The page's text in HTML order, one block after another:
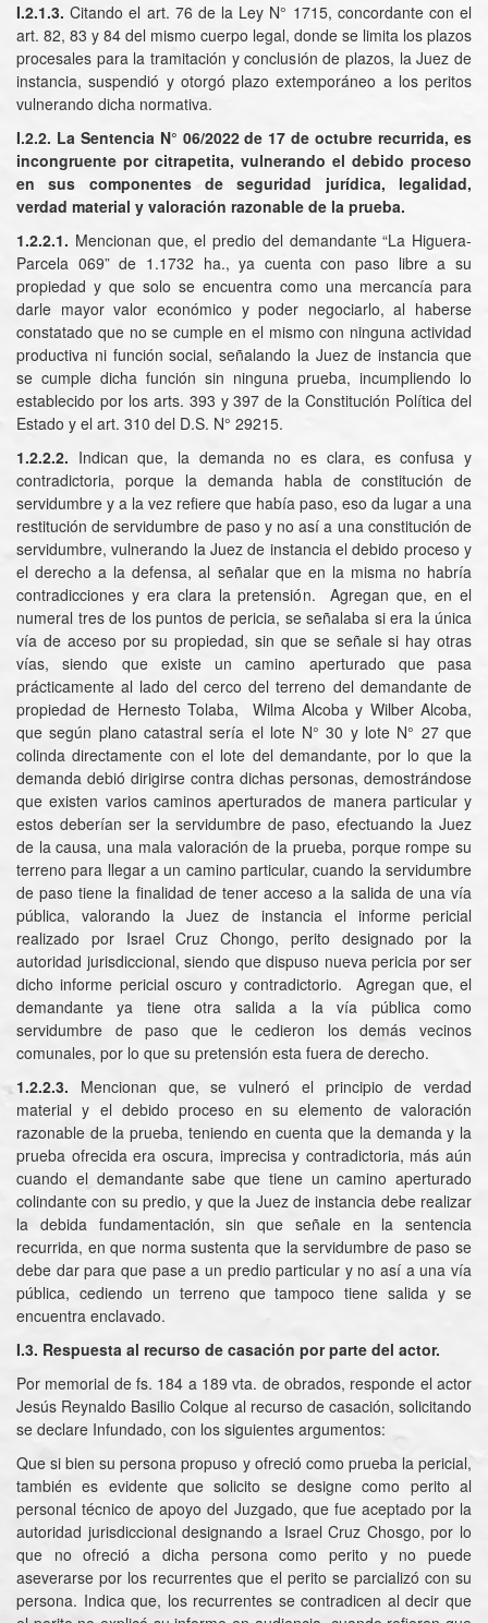
I.2.1.3. Citando el art. 76 de la Ley N° 1715, concordante con el
art. 82, 83 y 84 del mismo cuerpo legal, donde se limita los plazos
procesales para la tramitación y conclusión de plazos, la Juez de
instancia, suspendió y otorgó plazo extemporáneo a los peritos
vulnerando dicha normativa.
I.2.2. La Sentencia N° 06/2022 de 17 de octubre recurrida, es
incongruente por citrapetita, vulnerando el debido proceso
en sus componentes de seguridad jurídica, legalidad,
verdad material y valoración razonable de la prueba.
1.2.2.1. Mencionan que, el predio del demandante “La Higuera-
Parcela 069” de 1.1732 ha., ya cuenta con paso libre a su
propiedad y que solo se encuentra como una mercancía para
darle mayor valor económico y poder negociarlo, al haberse
constatado que no se cumple en el mismo con ninguna actividad
productiva ni función social, señalando la Juez de instancia que
se cumple dicha función sin ninguna prueba, incumpliendo lo
establecido por los arts. 393 y 397 de la Constitución Política del
Estado y el art. 310 del D.S. N° 29215.
1.2.2.2. Indican que, la demanda no es clara, es confusa y
contradictoria, porque la demanda habla de constitución de
servidumbre y a la vez refiere que había paso, eso da lugar a una
restitución de servidumbre de paso y no así a una constitución de
servidumbre, vulnerando la Juez de instancia el debido proceso y
el derecho a la defensa, al señalar que en la misma no habría
contradicciones y era clara la pretensión. Agregan que, en el
numeral tres de los puntos de pericia, se señalaba si era la única
vía de acceso por su propiedad, sin que se señale si hay otras
vías, siendo que existe un camino aperturado que pasa
prácticamente al lado del cerco del terreno del demandante de
propiedad de Hernesto Tolaba, Wilma Alcoba y Wilber Alcoba,
que según plano catastral sería el lote N° 30 y lote N° 27 que
colinda directamente con el lote del demandante, por lo que la
demanda debió dirigirse contra dichas personas, demostrándose
que existen varios caminos aperturados de manera particular y
estos deberían ser la servidumbre de paso, efectuando la Juez
de la causa, una mala valoración de la prueba, porque rompe su
terreno para llegar a un camino particular, cuando la servidumbre
de paso tiene la finalidad de tener acceso a la salida de una vía
pública, valorando la Juez de instancia el informe pericial
realizado por Israel Cruz Chongo, perito designado por la
autoridad jurisdiccional, siendo que dispuso nueva pericia por ser
dicho informe pericial oscuro y contradictorio. Agregan que, el
demandante ya tiene otra salida a la vía pública como
servidumbre de paso que le cedieron los demás vecinos
comunales, por lo que su pretensión esta fuera de derecho.
1.2.2.3. Mencionan que, se vulneró el principio de verdad
material y el debido proceso en su elemento de valoración
razonable de la prueba, teniendo en cuenta que la demanda y la
prueba ofrecida era oscura, imprecisa y contradictoria, más aún
cuando el demandante sabe que tiene un camino aperturado
colindante con su predio, y que la Juez de instancia debe realizar
la debida fundamentación, sin que señale en la sentencia
recurrida, en que norma sustenta que la servidumbre de paso se
debe dar para que pase a un predio particular y no así a una vía
pública, cediendo un terreno que tampoco tiene salida y se
encuentra enclavado.
I.3. Respuesta al recurso de casación por parte del actor.
Por memorial de fs. 184 a 189 vta. de obrados, responde el actor
Jesús Reynaldo Basilio Colque al recurso de casación, solicitando
se declare Infundado, con los siguientes argumentos:
Que si bien su persona propuso y ofreció como prueba la pericial,
también es evidente que solicito se designe como perito al
personal técnico de apoyo del Juzgado, que fue aceptado por la
autoridad jurisdiccional designando a Israel Cruz Chosgo, por lo
que no ofreció a dicha persona como perito y no puede
aseverarse por los recurrentes que el perito se parcializó con su
persona. Indica que, los recurrentes se contradicen al decir que